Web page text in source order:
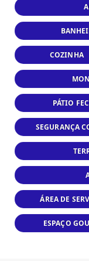
COZINHA
PÁTIO
SEGURANÇA
ÁREA DE
ESPAÇO